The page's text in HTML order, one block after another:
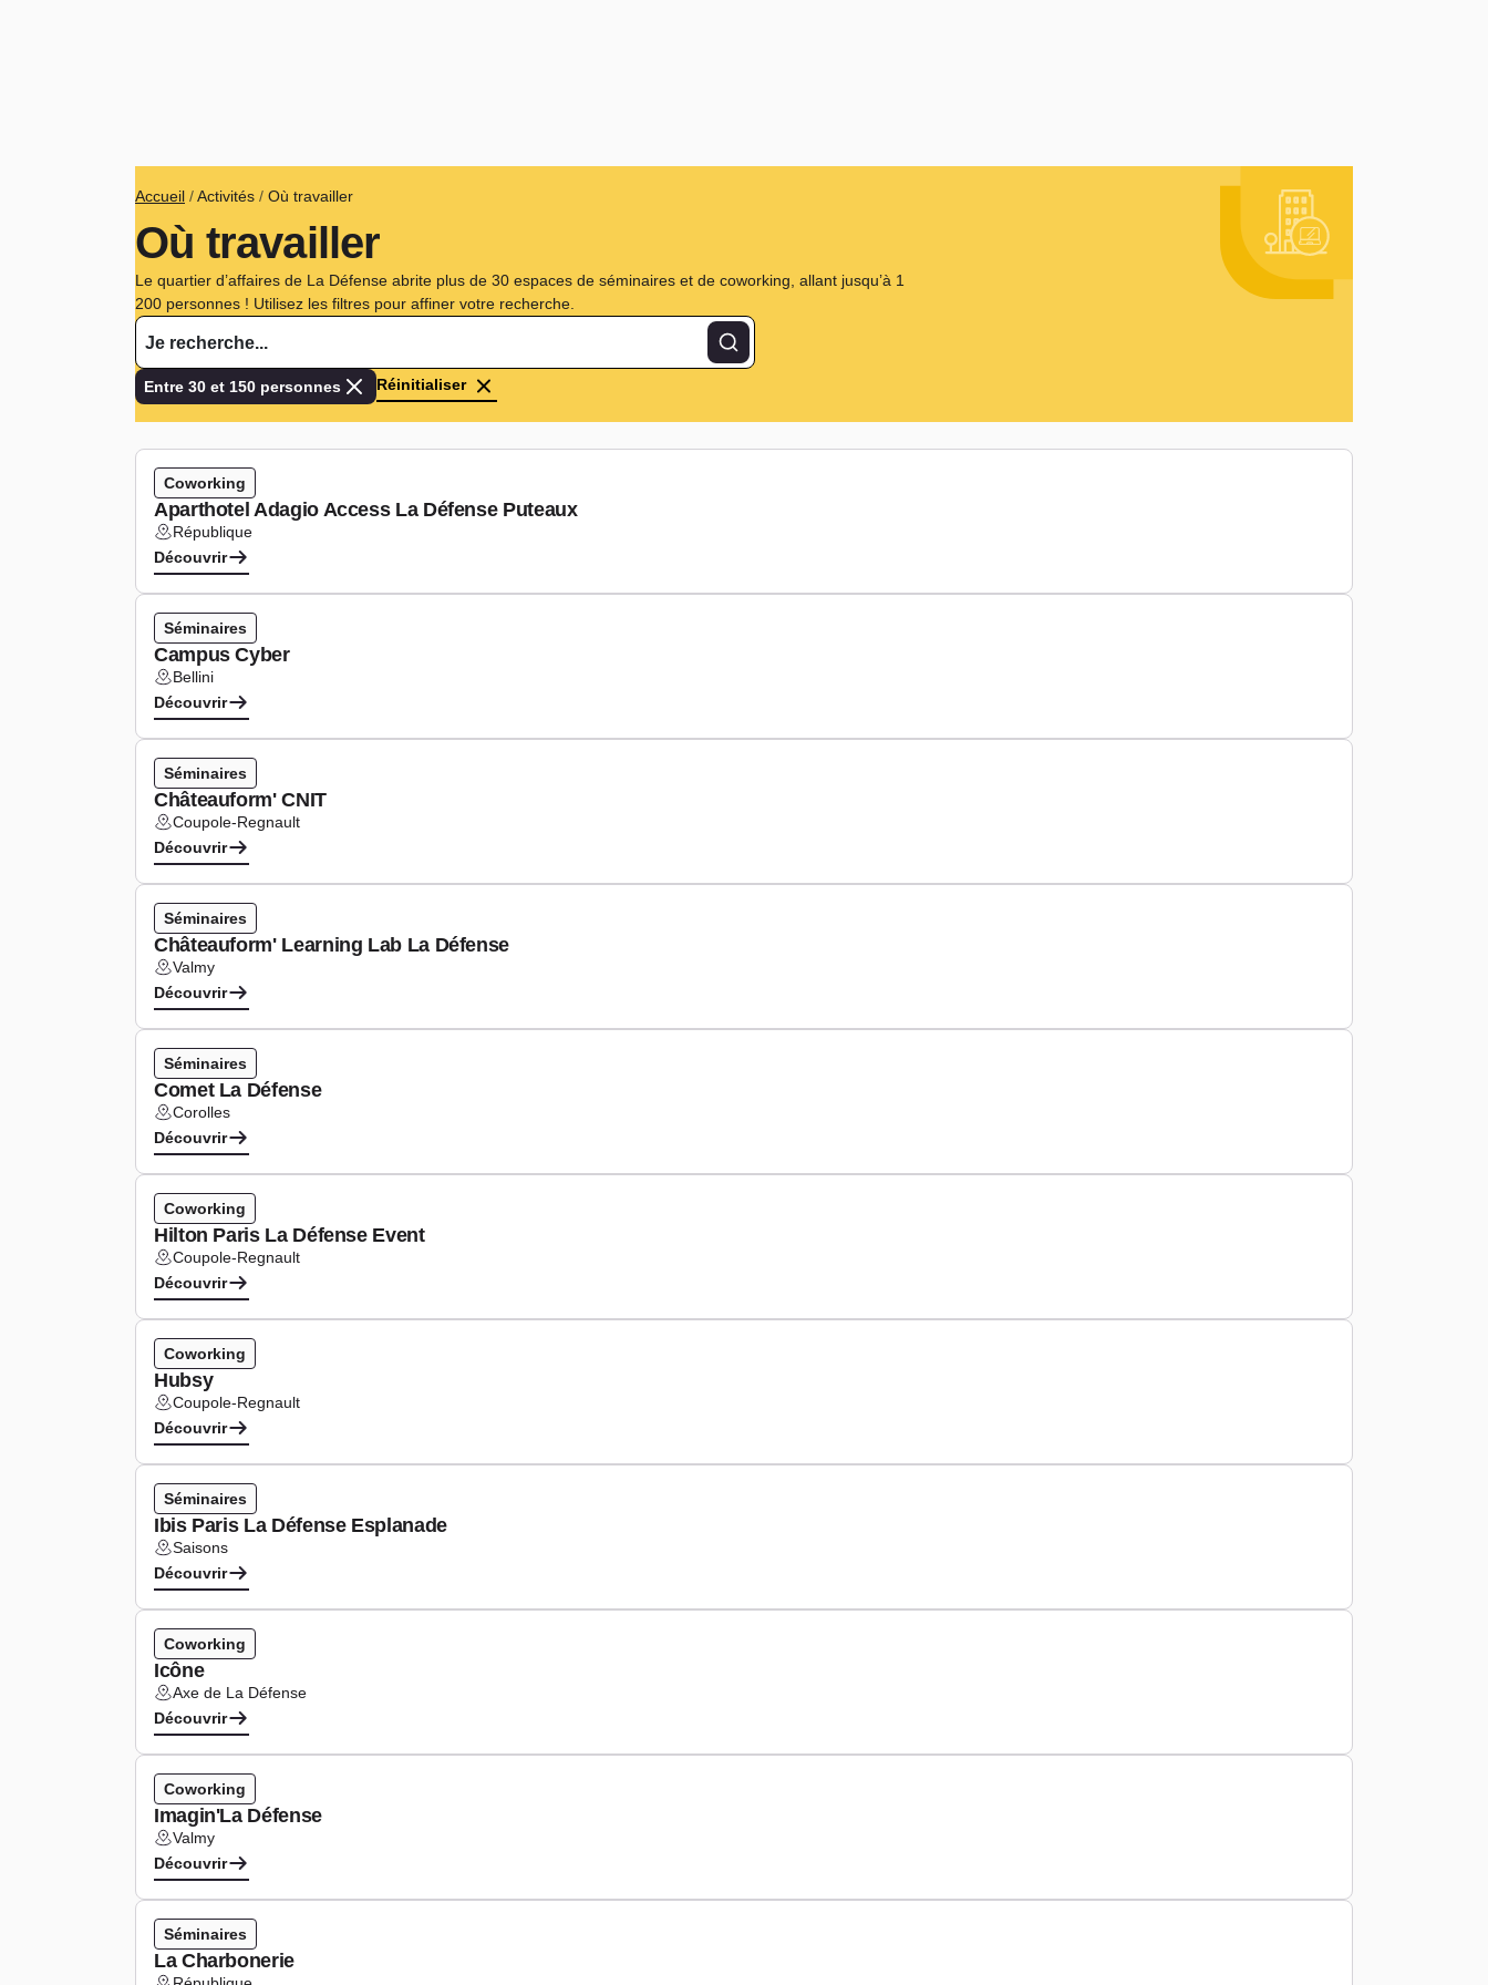
Fil d'Ariane
Accueil Activités Où travailler
Où travailler
Le quartier d’affaires de La Défense abrite plus de 30 espaces de séminaires et de coworking, allant jusqu’à 1
200 personnes ! Utilisez les filtres pour affiner votre recherche.
Rechercher
Entre 30 et 150 personnes Réinitialiser
Coworking
Aparthotel Adagio Access La Défense Puteaux
Lieu :République
Découvrir
Séminaires
Campus Cyber
Lieu :Bellini
Découvrir
Séminaires
Châteauform' CNIT
Lieu :Coupole-Regnault
Découvrir
Séminaires
Châteauform' Learning Lab La Défense
Lieu :Valmy
Découvrir
Séminaires
Comet La Défense
Lieu :Corolles
Découvrir
Coworking
Hilton Paris La Défense Event
Lieu :Coupole-Regnault
Découvrir
Coworking
Hubsy
Lieu :Coupole-Regnault
Découvrir
Séminaires
Ibis Paris La Défense Esplanade
Lieu :Saisons
Découvrir
Coworking
Icône
Lieu :Axe de La Défense
Découvrir
Coworking
Imagin'La Défense
Lieu :Valmy
Découvrir
Séminaires
La Charbonerie